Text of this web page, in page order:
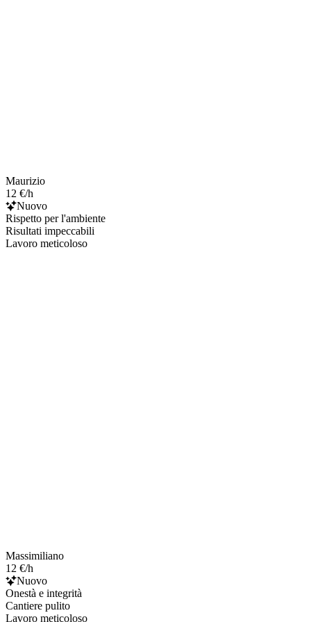
Maurizio
12 €/h
Nuovo
Rispetto per l'ambiente
Risultati impeccabili
Lavoro meticoloso
Massimiliano
12 €/h
Nuovo
Onestà e integrità
Cantiere pulito
Lavoro meticoloso